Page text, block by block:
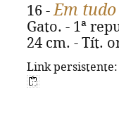
16 -Em
Gato. - 1ª
24 cm. - Tít.
Link